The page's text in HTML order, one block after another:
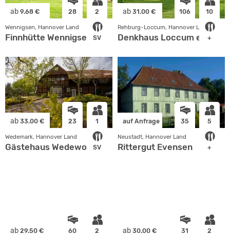
ab 9.68 € 28 2
SV
Wennigsen, Hannover Land
Finnhütte Wennigsen
ab 31.00 € 106 10
+
Rehburg-Loccum, Hannover Land
Denkhaus Loccum e. V.
ab 33.00 € 23 1
SV
Wedemark, Hannover Land
Gästehaus Wedework
auf Anfrage 35 5
+
Neustadt, Hannover Land
Rittergut Evensen
ab 29.50 € 60 2 ab 30.00 € 31 2